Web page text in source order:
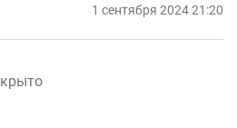
1 сентября 2024 21:20